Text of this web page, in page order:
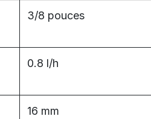
3/8 pouces
0.8 l/h
16 mm